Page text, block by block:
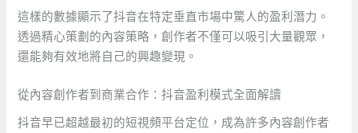
這樣的數據顯示了抖音在特定垂直市場中驚人的盈利潛力。
透過精心策劃的內容策略，創作者不僅可以吸引大量觀眾，
還能夠有效地將自己的興趣變現。
從內容創作者到商業合作：抖音盈利模式全面解讀
抖音早已超越最初的短視頻平台定位，成為許多內容創作者